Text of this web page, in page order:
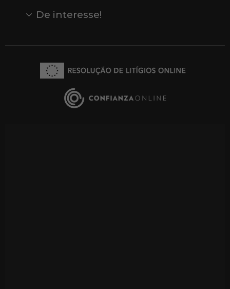
Comentários
Comentários do Google
De interesse!